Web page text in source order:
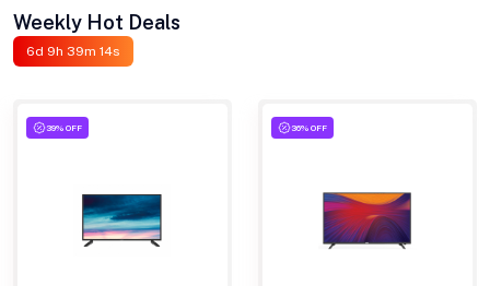
Weekly Hot Deals
6d 9h 39m 13s
39% OFF 36% OFF